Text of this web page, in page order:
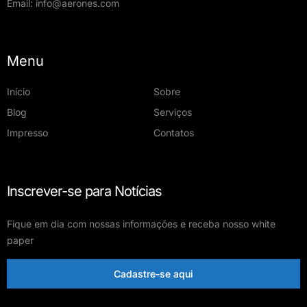
Email: info@aerones.com
Menu
Início
Sobre
Blog
Serviços
Impresso
Contatos
Inscrever-se para Notícias
Fique em dia com nossas informações e receba nosso white
paper
Cadastre-se aqui